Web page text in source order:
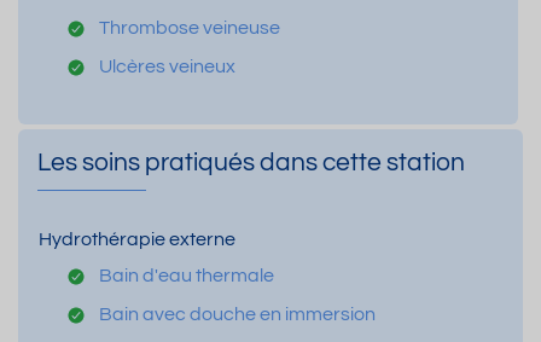
Thrombose veineuse
Ulcères veineux
Les soins pratiqués dans cette station
Hydrothérapie externe
Bain d'eau thermale
Bain avec douche en immersion